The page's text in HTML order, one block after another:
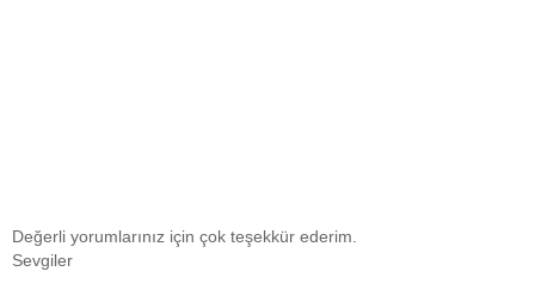
Değerli yorumlarınız için çok teşekkür ederim.
Sevgiler